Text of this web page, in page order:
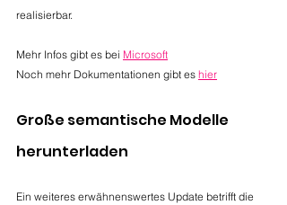
realisierbar.
Mehr Infos gibt es bei Microsoft
Noch mehr Dokumentationen gibt es hier
Große semantische Modelle
herunterladen
Ein weiteres erwähnenswertes Update betrifft die